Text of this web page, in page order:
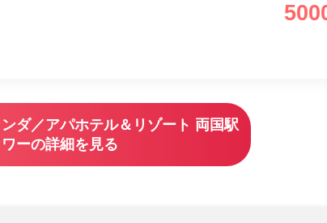
ダ／アパホテル＆リゾート 両国駅
ワーの詳細を見る